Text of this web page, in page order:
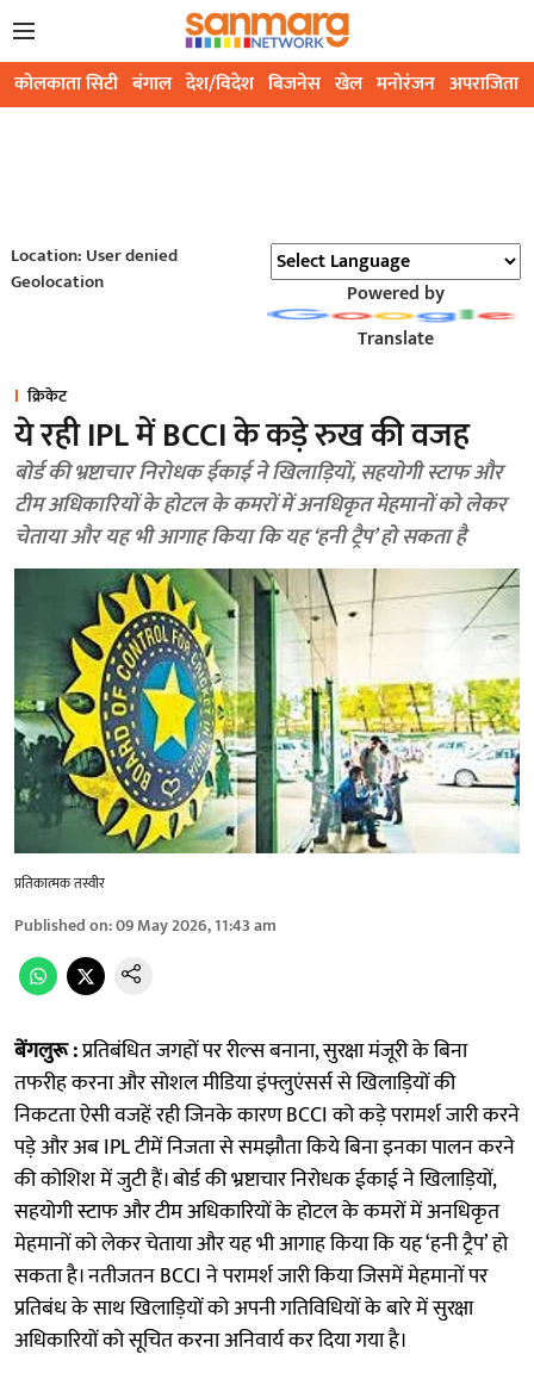
कोलकाता सिटी बंगाल देश/विदेश बिजनेस खेल मनोरंजन अपराजिता
Location: User denied
Geolocation
Powered by
Translate
क्रिकेट
ये रही IPL में BCCI के कड़े रुख की वजह
बोर्ड की भ्रष्टाचार निरोधक ईकाई ने खिलाड़ियों, सहयोगी स्टाफ और
टीम अधिकारियों के होटल के कमरों में अनधिकृत मेहमानों को लेकर
चेताया और यह भी आगाह किया कि यह ‘हनी ट्रैप’ हो सकता है
प्रतिकात्मक तस्वीर
Published on:09 May 2026, 11:43 am
बेंगलुरू :प्रतिबंधित जगहों पर रील्स बनाना, सुरक्षा मंजूरी के बिना
तफरीह करना और सोशल मीडिया इंफ्लुएंसर्स से खिलाड़ियों की
निकटता ऐसी वजहें रही जिनके कारण BCCI को कड़े परामर्श जारी करने
पड़े और अब IPL टीमें निजता से समझौता किये बिना इनका पालन करने
की कोशिश में जुटी हैं। बोर्ड की भ्रष्टाचार निरोधक ईकाई ने खिलाड़ियों,
सहयोगी स्टाफ और टीम अधिकारियों के होटल के कमरों में अनधिकृत
मेहमानों को लेकर चेताया और यह भी आगाह किया कि यह ‘हनी ट्रैप’ हो
सकता है। नतीजतन BCCI ने परामर्श जारी किया जिसमें मेहमानों पर
प्रतिबंध के साथ खिलाड़ियों को अपनी गतिविधियों के बारे में सुरक्षा
अधिकारियों को सूचित करना अनिवार्य कर दिया गया है।